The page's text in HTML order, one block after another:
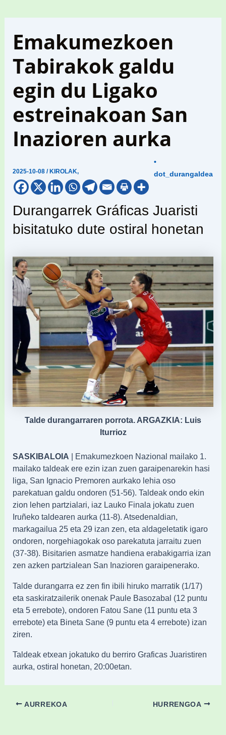
Emakumezkoen
Tabirakok galdu
egin du Ligako
estreinakoan San
Inazioren aurka
2025-10-08/ KIROLAK,
•
dot_durangaldea
Durangarrek Gráficas Juaristi
bisitatuko dute ostiral honetan
Talde durangarraren porrota. ARGAZKIA: Luis
Iturrioz
SASKIBALOIA | Emakumezkoen Nazional mailako 1.
mailako taldeak ere ezin izan zuen garaipenarekin hasi
liga, San Ignacio Premoren aurkako lehia oso
parekatuan galdu ondoren (51-56). Taldeak ondo ekin
zion lehen partzialari, iaz Lauko Finala jokatu zuen
Iruñeko taldearen aurka (11-8). Atsedenaldian,
markagailua 25 eta 29 izan zen, eta aldageletatik igaro
ondoren, norgehiagokak oso parekatuta jarraitu zuen
(37-38). Bisitarien asmatze handiena erabakigarria izan
zen azken partzialean San Inazioren garaipenerako.
Talde durangarra ez zen fin ibili hiruko marratik (1/17)
eta saskiratzailerik onenak Paule Basozabal (12 puntu
eta 5 errebote), ondoren Fatou Sane (11 puntu eta 3
errebote) eta Bineta Sane (9 puntu eta 4 errebote) izan
ziren.
Taldeak etxean jokatuko du berriro Graficas Juaristiren
aurka, ostiral honetan, 20:00etan.
AURREKOA HURRENGOA